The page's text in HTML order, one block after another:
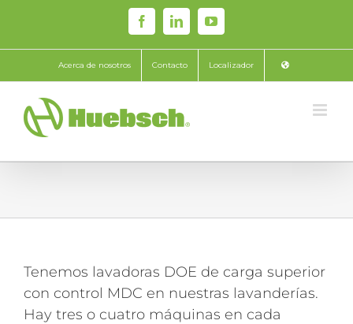
content
FacebookLinkedInYouTube
Acerca de nosotros Contacto Localizador
Tenemos lavadoras DOE de carga superior
con control MDC en nuestras lavanderías.
Hay tres o cuatro máquinas en cada